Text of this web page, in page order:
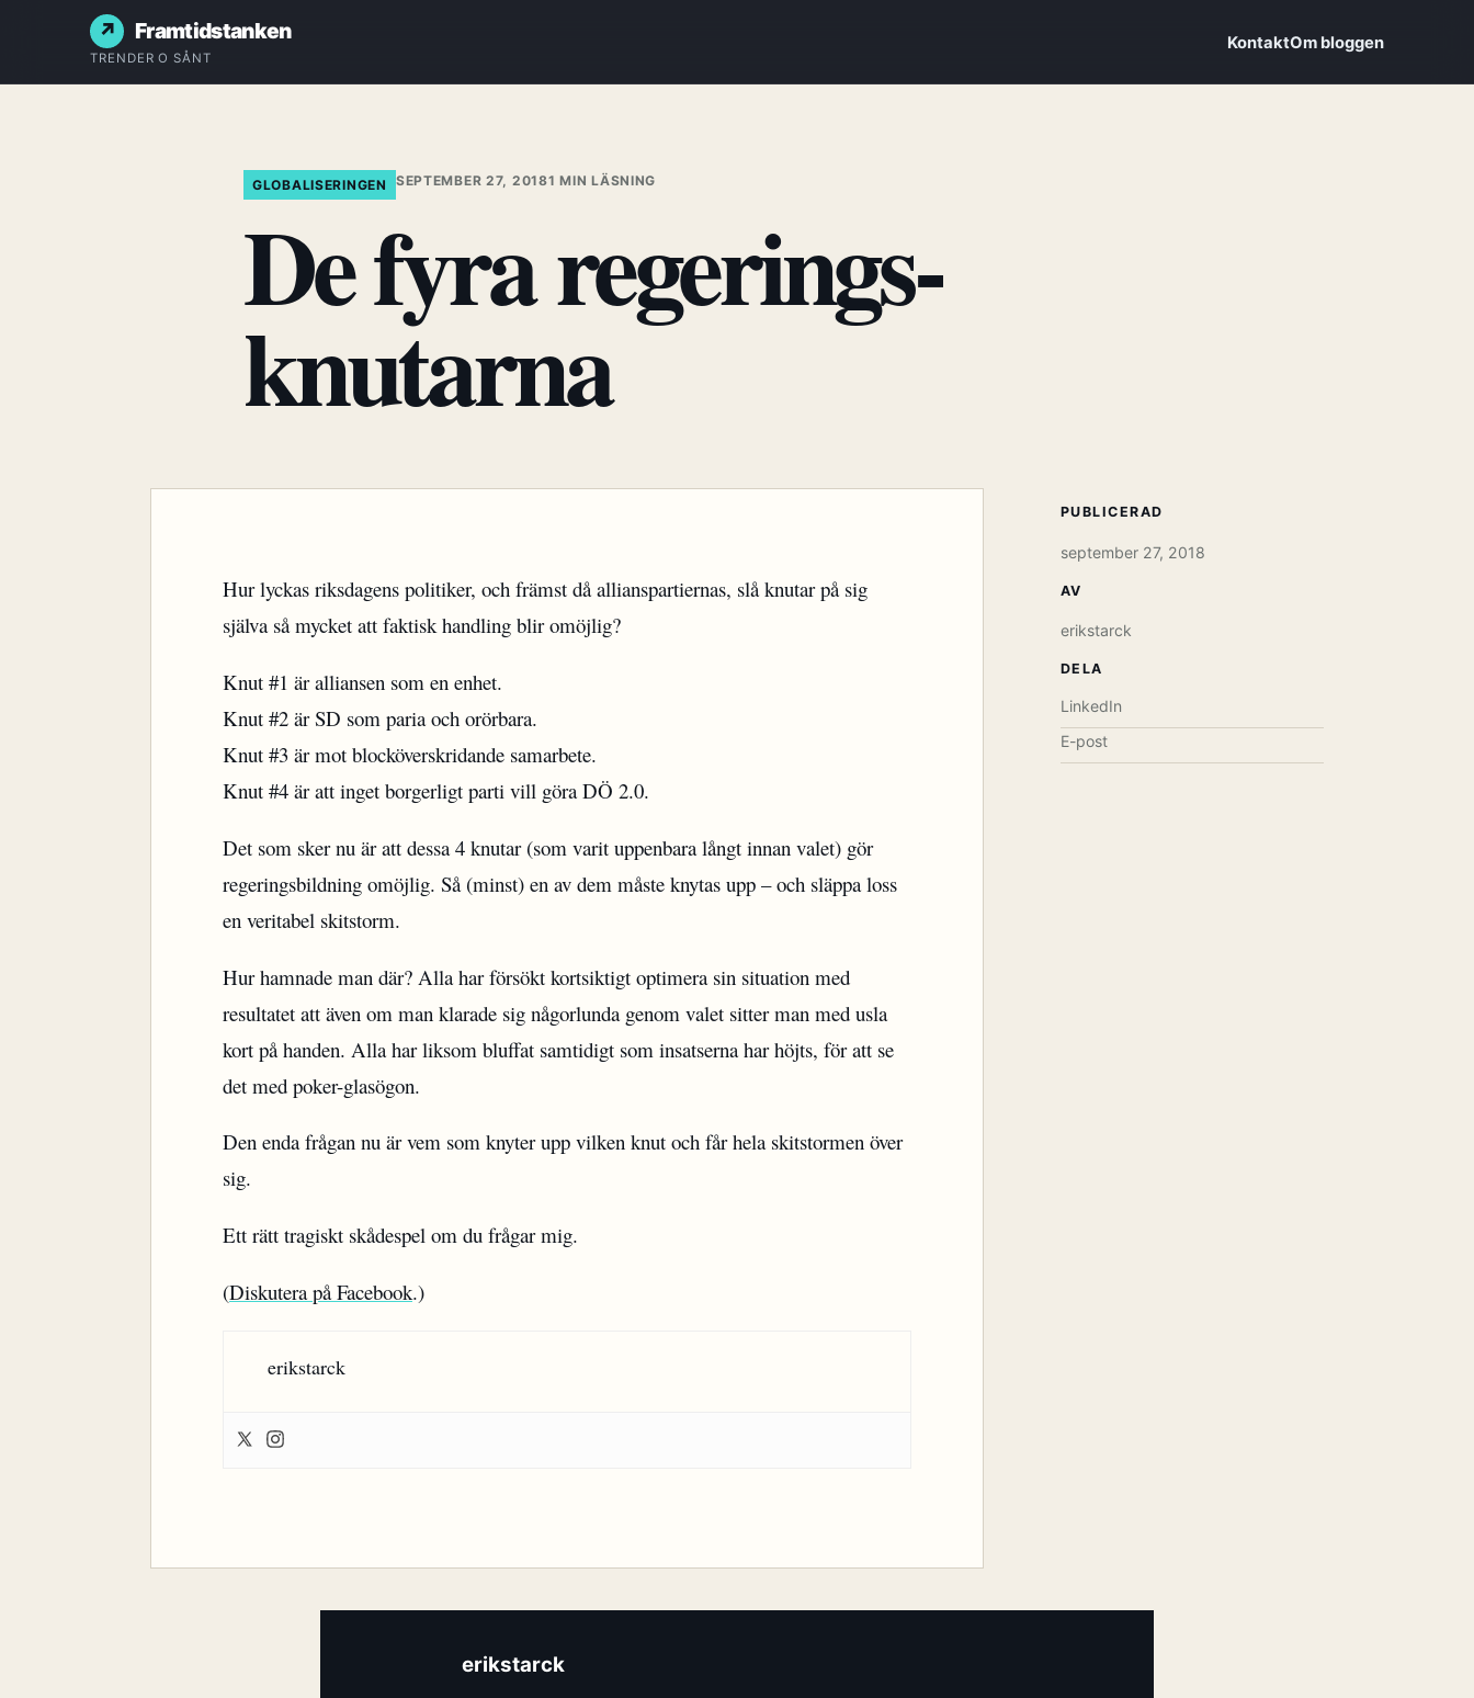
Framtidstanken
TRENDER O SÅNT
KontaktOm bloggen
GLOBALISERINGEN SEPTEMBER 27, 20181 MIN LÄSNING
De fyra regerings-
knutarna
Hur lyckas riksdagens politiker, och främst då allianspartiernas, slå knutar på sig
själva så mycket att faktisk handling blir omöjlig?
Knut #1 är alliansen som en enhet.
Knut #2 är SD som paria och orörbara.
Knut #3 är mot blocköverskridande samarbete.
Knut #4 är att inget borgerligt parti vill göra DÖ 2.0.
Det som sker nu är att dessa 4 knutar (som varit uppenbara långt innan valet) gör
regeringsbildning omöjlig. Så (minst) en av dem måste knytas upp – och släppa loss
en veritabel skitstorm.
Hur hamnade man där? Alla har försökt kortsiktigt optimera sin situation med
resultatet att även om man klarade sig någorlunda genom valet sitter man med usla
kort på handen. Alla har liksom bluffat samtidigt som insatserna har höjts, för att se
det med poker-glasögon.
Den enda frågan nu är vem som knyter upp vilken knut och får hela skitstormen över
sig.
Ett rätt tragiskt skådespel om du frågar mig.
(Diskutera på Facebook.)
erikstarck
PUBLICERAD
september 27, 2018
AV
erikstarck
DELA
LinkedIn
E-post
erikstarck